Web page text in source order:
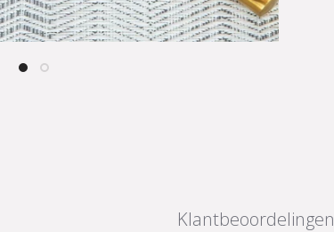
Klantbeoordelingen